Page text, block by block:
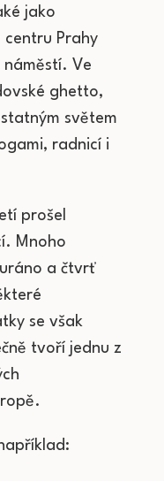
jako
centru Prahy
náměstí. Ve
ghetto,
světem
radnicí i
prošel
Mnoho
a čtvrť
se však
tvoří jednu z